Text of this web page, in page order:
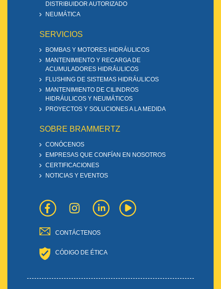
DISTRIBUIDOR AUTORIZADO
NEUMÁTICA
SERVICIOS
BOMBAS Y MOTORES HIDRÁULICOS
MANTENIMIENTO Y RECARGA DE
ACUMULADORES HIDRÁULICOS
FLUSHING DE SISTEMAS HIDRÁULICOS
MANTENIMIENTO DE CILINDROS
HIDRÁULICOS Y NEUMÁTICOS
PROYECTOS Y SOLUCIONES A LA MEDIDA
SOBRE BRAMMERTZ
CONÓCENOS
EMPRESAS QUE CONFÍAN EN NOSOTROS
CERTIFICACIONES
NOTICIAS Y EVENTOS
CONTÁCTENOS
CÓDIGO DE ÉTICA